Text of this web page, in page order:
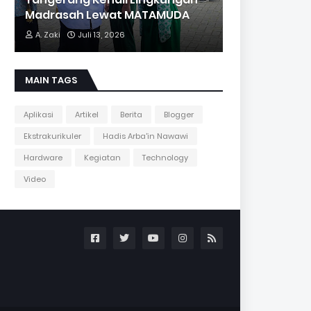
Madrasah Lewat MATAMUDA
A. Zaki Juli 13, 2026
MAIN TAGS
Aplikasi Artikel Berita
Blogger
Ekstrakurikuler
Hadis Arba'in Nawawi
Hardware
Kegiatan
Technology
Video